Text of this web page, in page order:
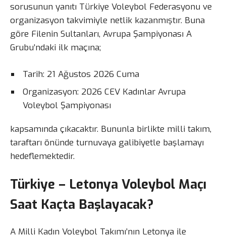
sorusunun yanıtı Türkiye Voleybol Federasyonu ve
organizasyon takvimiyle netlik kazanmıştır. Buna
göre Filenin Sultanları, Avrupa Şampiyonası A
Grubu’ndaki ilk maçına;
Tarih: 21 Ağustos 2026 Cuma
Organizasyon: 2026 CEV Kadınlar Avrupa
Voleybol Şampiyonası
kapsamında çıkacaktır. Bununla birlikte milli takım,
taraftarı önünde turnuvaya galibiyetle başlamayı
hedeflemektedir.
Türkiye – Letonya Voleybol Maçı
Saat Kaçta Başlayacak?
A Milli Kadın Voleybol Takımı’nın Letonya ile